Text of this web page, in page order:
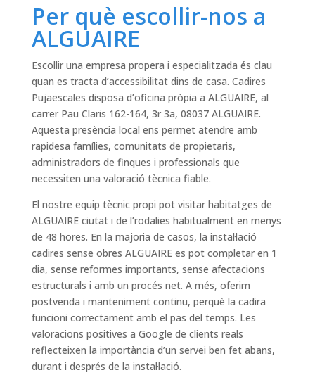
Per què escollir-nos a
ALGUAIRE
Escollir una empresa propera i especialitzada és clau
quan es tracta d’accessibilitat dins de casa. Cadires
Pujaescales disposa d’oficina pròpia a ALGUAIRE, al
carrer Pau Claris 162-164, 3r 3a, 08037 ALGUAIRE.
Aquesta presència local ens permet atendre amb
rapidesa famílies, comunitats de propietaris,
administradors de finques i professionals que
necessiten una valoració tècnica fiable.
El nostre equip tècnic propi pot visitar habitatges de
ALGUAIRE ciutat i de l’rodalies habitualment en menys
de 48 hores. En la majoria de casos, la instal·lació
cadires sense obres ALGUAIRE es pot completar en 1
dia, sense reformes importants, sense afectacions
estructurals i amb un procés net. A més, oferim
postvenda i manteniment continu, perquè la cadira
funcioni correctament amb el pas del temps. Les
valoracions positives a Google de clients reals
reflecteixen la importància d’un servei ben fet abans,
durant i després de la instal·lació.